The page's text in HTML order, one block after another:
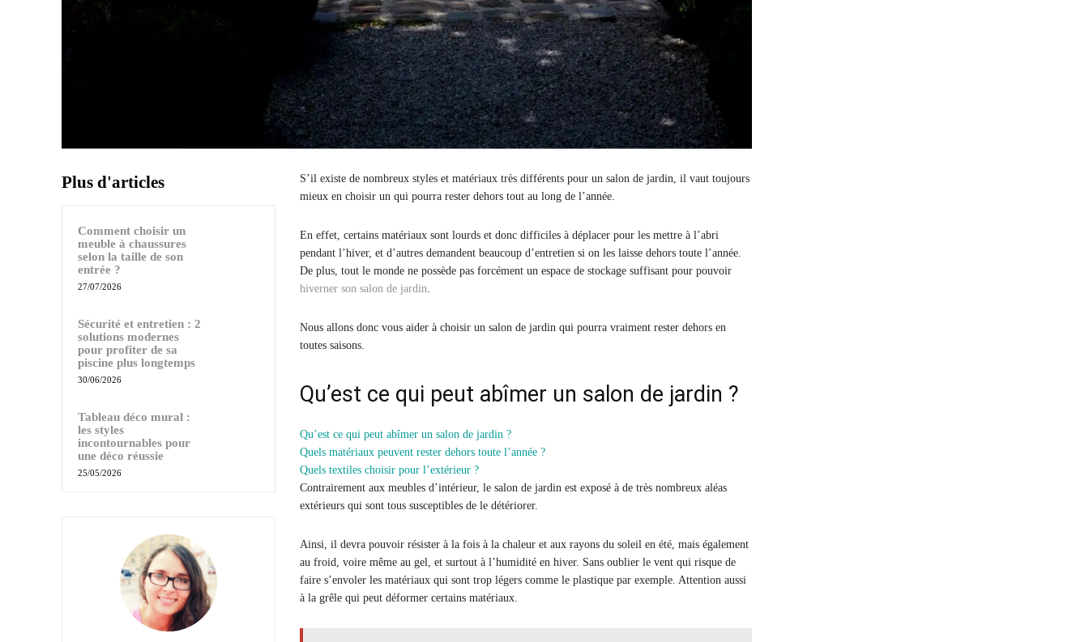
Plus d'articles
Comment choisir un
meuble à chaussures
selon la taille de son
entrée ?
27/07/2026
Sécurité et entretien : 2
solutions modernes
pour profiter de sa
piscine plus longtemps
30/06/2026
Tableau déco mural :
les styles
incontournables pour
une déco réussie
25/05/2026
S’il existe de nombreux styles et matériaux très différents pour un salon de jardin, il vaut toujours
mieux en choisir un qui pourra rester dehors tout au long de l’année.
En effet, certains matériaux sont lourds et donc difficiles à déplacer pour les mettre à l’abri
pendant l’hiver, et d’autres demandent beaucoup d’entretien si on les laisse dehors toute l’année.
De plus, tout le monde ne possède pas forcément un espace de stockage suffisant pour pouvoir
hiverner son salon de jardin.
Nous allons donc vous aider à choisir un salon de jardin qui pourra vraiment rester dehors en
toutes saisons.
Qu’est ce qui peut abîmer un salon de jardin ?
Qu’est ce qui peut abîmer un salon de jardin ?
Quels matériaux peuvent rester dehors toute l’année ?
Quels textiles choisir pour l’extérieur ?
Contrairement aux meubles d’intérieur, le salon de jardin est exposé à de très nombreux aléas
extérieurs qui sont tous susceptibles de le détériorer.
Ainsi, il devra pouvoir résister à la fois à la chaleur et aux rayons du soleil en été, mais également
au froid, voire même au gel, et surtout à l’humidité en hiver. Sans oublier le vent qui risque de
faire s’envoler les matériaux qui sont trop légers comme le plastique par exemple. Attention aussi
à la grêle qui peut déformer certains matériaux.